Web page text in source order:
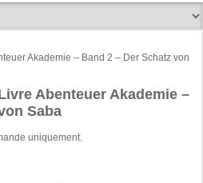
Abenteuer Akademie –
Saba
uniquement.